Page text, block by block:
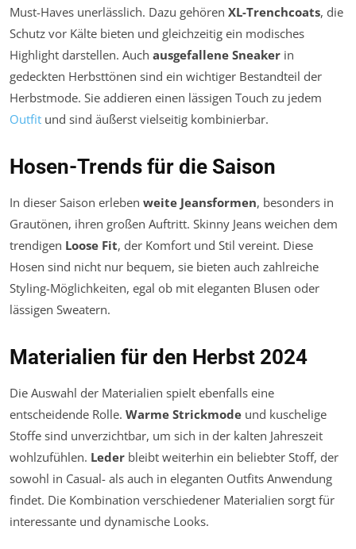
Must-Haves unerlässlich. Dazu gehören XL-Trenchcoats, die
Schutz vor Kälte bieten und gleichzeitig ein modisches
Highlight darstellen. Auch ausgefallene Sneaker in
gedeckten Herbsttönen sind ein wichtiger Bestandteil der
Herbstmode. Sie addieren einen lässigen Touch zu jedem
Outfit und sind äußerst vielseitig kombinierbar.
Hosen-Trends für die Saison
In dieser Saison erleben weite Jeansformen, besonders in
Grautönen, ihren großen Auftritt. Skinny Jeans weichen dem
trendigen Loose Fit, der Komfort und Stil vereint. Diese
Hosen sind nicht nur bequem, sie bieten auch zahlreiche
Styling-Möglichkeiten, egal ob mit eleganten Blusen oder
lässigen Sweatern.
Materialien für den Herbst 2024
Die Auswahl der Materialien spielt ebenfalls eine
entscheidende Rolle. Warme Strickmode und kuschelige
Stoffe sind unverzichtbar, um sich in der kalten Jahreszeit
wohlzufühlen. Leder bleibt weiterhin ein beliebter Stoff, der
sowohl in Casual- als auch in eleganten Outfits Anwendung
findet. Die Kombination verschiedener Materialien sorgt für
interessante und dynamische Looks.